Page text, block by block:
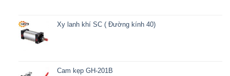
Xy lanh khí SC ( Đường kính 40)
Cam kẹp GH-201B